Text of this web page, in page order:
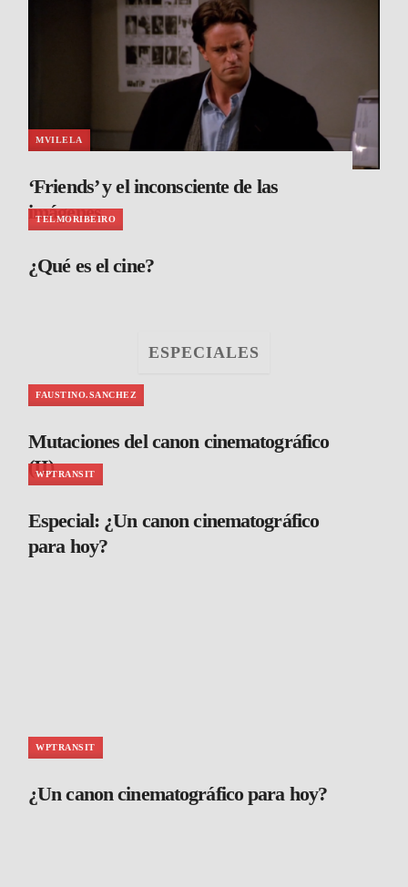
MVILELA
‘Friends’ y el inconsciente de las
imágenes
TELMORIBEIRO
¿Qué es el cine?
ESPECIALES
FAUSTINO.SANCHEZ
Mutaciones del canon cinematográfico
(II)
WPTRANSIT
Especial: ¿Un canon cinematográfico
para hoy?
WPTRANSIT
¿Un canon cinematográfico para hoy?